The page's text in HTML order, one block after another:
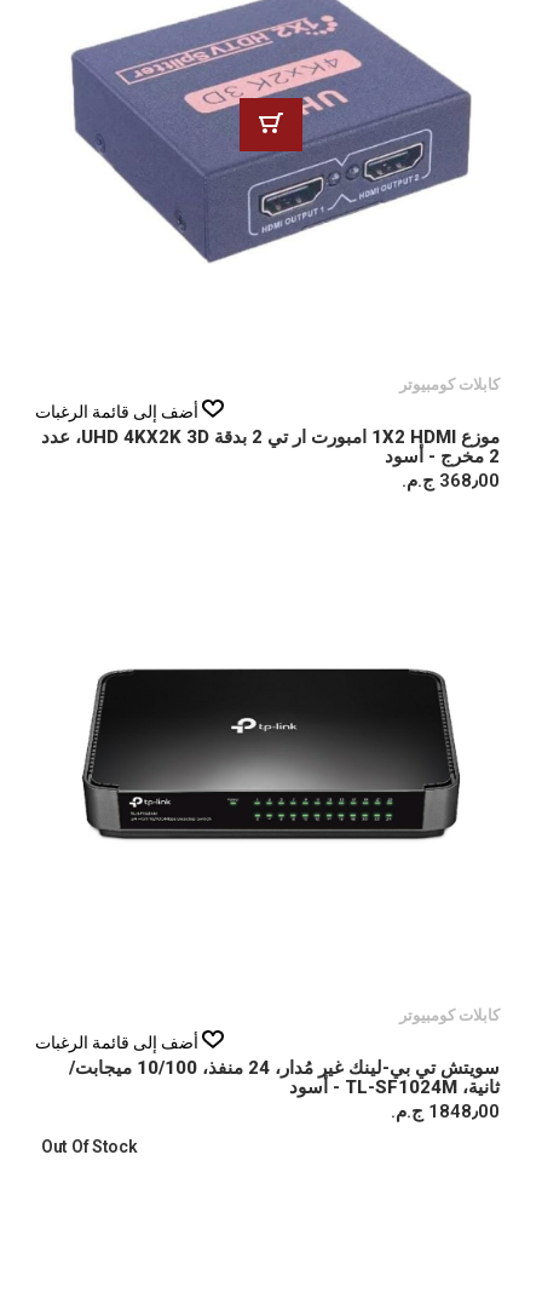
كابلات كومبيوتر
أضف إلى قائمة الرغبات
موزع 1X2 HDMI امبورت ار تي 2 بدقة UHD 4KX2K 3D، عدد
2 مخرج - أسود
368٫00 ج.م.‏
كابلات كومبيوتر
أضف إلى قائمة الرغبات
سويتش تي بي-لينك غير مُدار، 24 منفذ، 10/100 ميجابت/
ثانية، TL-SF1024M - أسود
1848٫00 ج.م.‏
Out Of Stock